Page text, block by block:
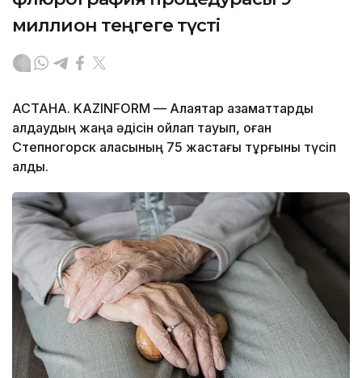
миллион теңгеге түсті
АСТАНА. KAZINFORM — Алаяқтар азаматтарды
алдаудың жаңа әдісін ойлап тауып, оған
Степногорск қаласының 75 жастағы тұрғыны түсіп
қалды.